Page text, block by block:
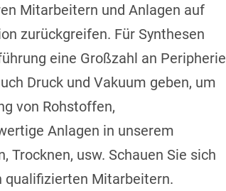
Mitarbeitern und Anlagen auf
zurückgreifen. Für Synthesen
eine Großzahl an Peripherie
Druck und Vakuum geben, um
von Rohstoffen,
Anlagen in unserem
usw. Schauen Sie sich
qualifizierten Mitarbeitern.